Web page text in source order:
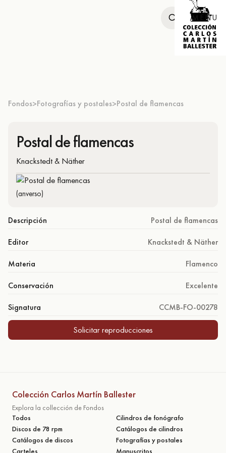
MENU
Fondos>Fotografías y postales>Postal de flamencas
Postal de flamencas
Knackstedt & Näther
(anverso)
Descripción Postal de flamencas
Editor Knackstedt & Näther
Materia Flamenco
Conservación Excelente
Signatura CCMB-FO-00278
Solicitar reproducciones
Colección Carlos Martín Ballester
Explora la collección de Fondos
Todos
Cilindros de fonógrafo
Discos de 78 rpm
Catálogos de cilindros
Catálogos de discos
Fotografías y postales
Carteles
Manuscritos